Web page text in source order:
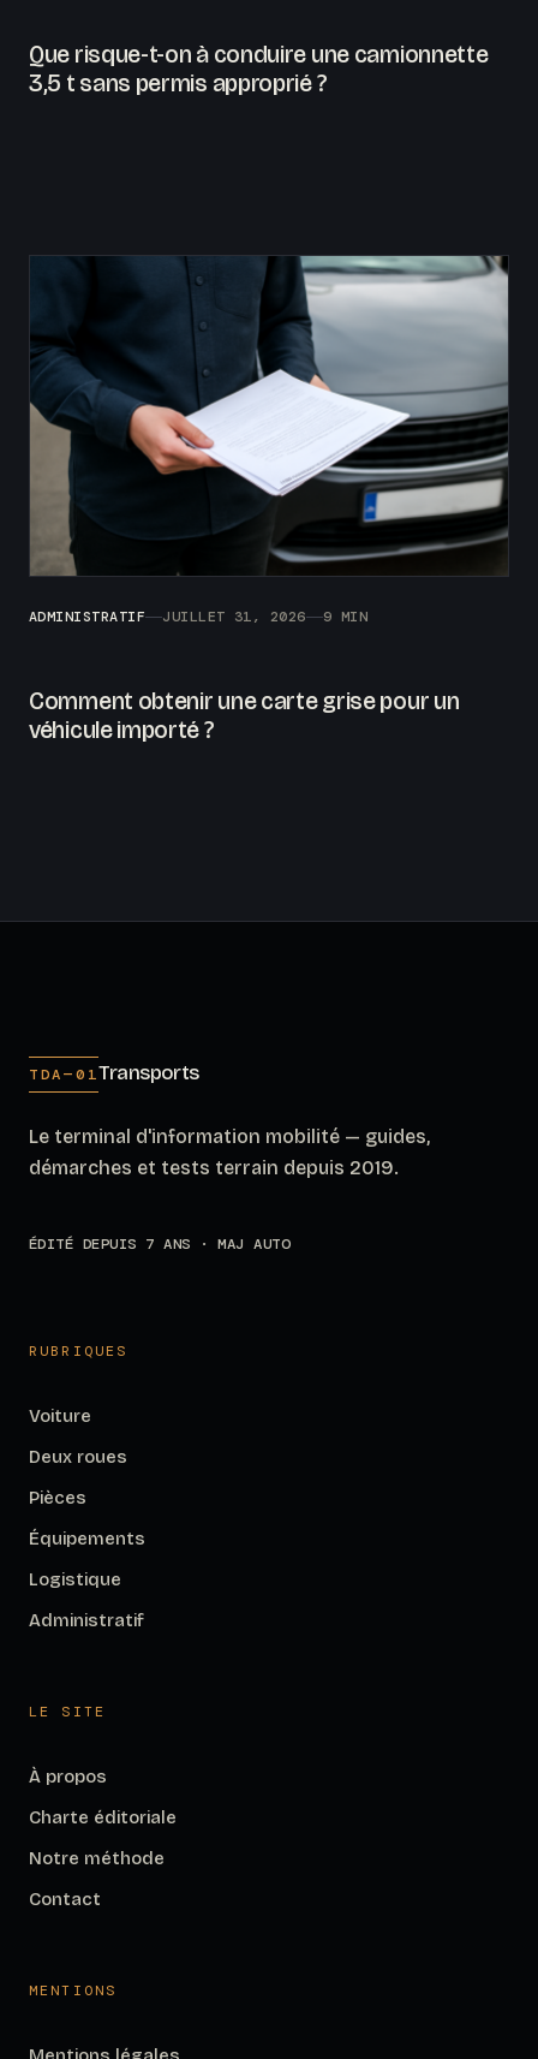
Que risque-t-on à conduire une camionnette
3,5 t sans permis approprié ?
ADMINISTRATIF JUILLET 31, 2026 9 MIN
Comment obtenir une carte grise pour un
véhicule importé ?
TDA—01Transports
Le terminal d'information mobilité — guides,
démarches et tests terrain depuis 2019.
ÉDITÉ DEPUIS 7 ANS · MAJ AUTO
RUBRIQUES
Voiture
Deux roues
Pièces
Équipements
Logistique
Administratif
LE SITE
À propos
Charte éditoriale
Notre méthode
Contact
MENTIONS